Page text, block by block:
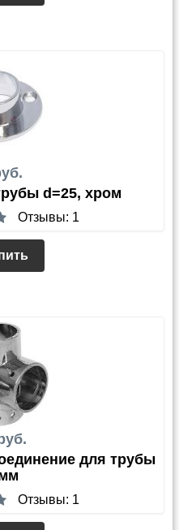
d=25, хром
Отзывы: 1
для трубы
Отзывы: 1